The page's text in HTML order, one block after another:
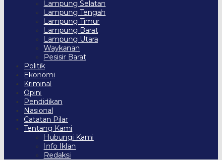
Lampung Selatan
Lampung Tengah
Lampung Timur
Lampung Barat
Lampung Utara
Waykanan
Pesisir Barat
Politik
Ekonomi
Kriminal
Opini
Pendidikan
Nasional
Catatan Pilar
Tentang Kami
Hubungi Kami
Info Iklan
Redaksi